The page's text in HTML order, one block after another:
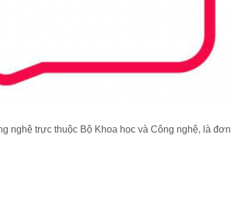
nghệ trực thuộc Bộ Khoa học và Công nghệ, là đơn